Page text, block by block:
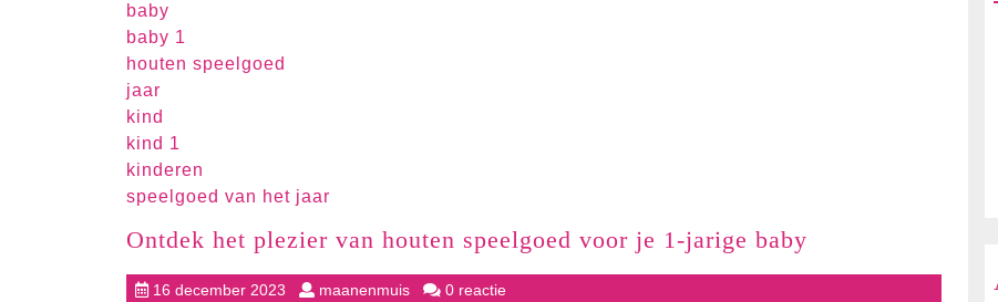
baby
baby 1
houten speelgoed
jaar
kind
kind 1
kinderen
speelgoed van het jaar
Ontdek het plezier van houten speelgoed voor je 1-jarige baby
het
16 december 2023 16
maanenmuismaanenmuis
0 reactie